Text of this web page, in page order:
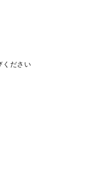
ください